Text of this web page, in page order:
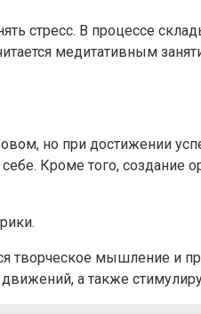
стресс. В процессе
медитативным
но при достижении
Кроме того,
мышление и
а также